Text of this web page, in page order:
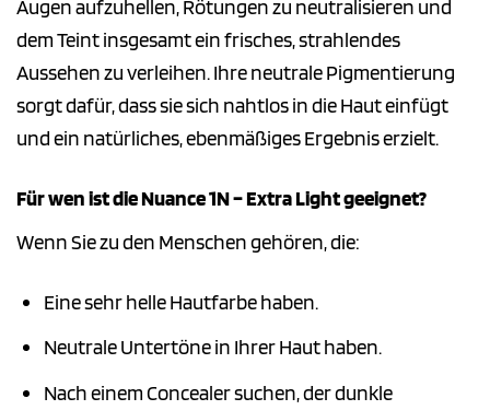
Augen aufzuhellen, Rötungen zu neutralisieren und
dem Teint insgesamt ein frisches, strahlendes
Aussehen zu verleihen. Ihre neutrale Pigmentierung
sorgt dafür, dass sie sich nahtlos in die Haut einfügt
und ein natürliches, ebenmäßiges Ergebnis erzielt.
Für wen ist die Nuance 1N – Extra Light geeignet?
Wenn Sie zu den Menschen gehören, die:
Eine sehr helle Hautfarbe haben.
Neutrale Untertöne in Ihrer Haut haben.
Nach einem Concealer suchen, der dunkle